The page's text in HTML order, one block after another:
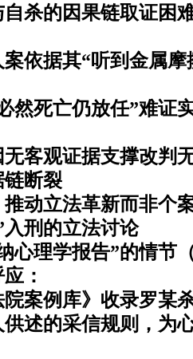
杀的因果链取证困
依据其“听到金属
然死亡仍放任”难证
客观证据支撑改判
链断裂
动立法革新而非个
刑的立法讨论
心理学报告”的情节
：
院案例库》收录罗某
述的采信规则 ，为